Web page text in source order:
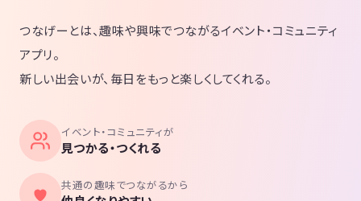
つなげーとは、趣味や興味でつながるイベント・コミュニティ
アプリ。
新しい出会いが、毎日をもっと楽しくしてくれる。
イベント・コミュニティが
見つかる・つくれる
共通の趣味でつながるから